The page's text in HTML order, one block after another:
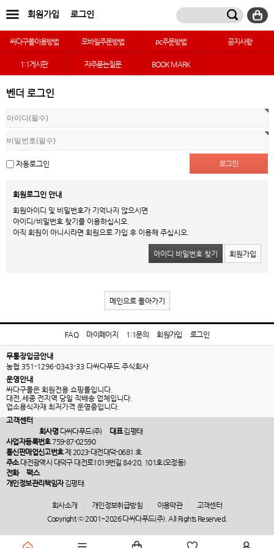
회원가입 로그인
싸다구몰이용방법 모바일주문방법 pc주문방법 공지사항
1:1게시판 자주묻는질문 BOOK MARK
벤더 로그인
자동로그인
회원로그인 안내
회원아이디 및 비밀번호가 기억나지 않으시면
아이디/비밀번호 찾기를 이용하십시오.
아직 회원이 아니시라면 회원으로 가입 후 이용해 주십시오.
아이디 비밀번호 찾기 회원가입
메인으로 돌아가기
FAQ 마이페이지 1:1문의 회원가입 로그인
무통장입금안내
농협 351-1296-0343-33 다싸다푸드 주식회사
운영안내
싸다구몰은 회원전용 쇼핑몰입니다.
대전,세종 전지역 당일 직배송 업체입니다.
업소용식자재 최저가격 운영중입니다.
고객센터
회사명다싸다푸드(주) 대표김평태
사업자등록번호759-87-02590
통신판매업신고번호제 2023-대전대덕-0681 호
주소대전광역시 대덕구 대전로1019번길 84-20, 101호(오정동)
전화
팩스
개인정보관리책임자김평태
회사소개 개인정보취급방침 이용약관
고객센터
Copyright ⓒ 2001~2026 다싸다푸드(주). All Rights Reserved.